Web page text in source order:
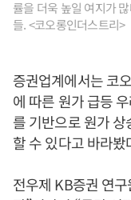
률을 더욱 높일 여지가
들. <코오롱인더스트리>
증권업계에서는 코
에 따른 원가 급등
를 기반으로 원가
할 수 있다고 바라봤
전우제 KB증권 연